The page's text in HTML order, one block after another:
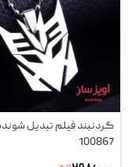
گردنبند فیلم تبدیل
100867